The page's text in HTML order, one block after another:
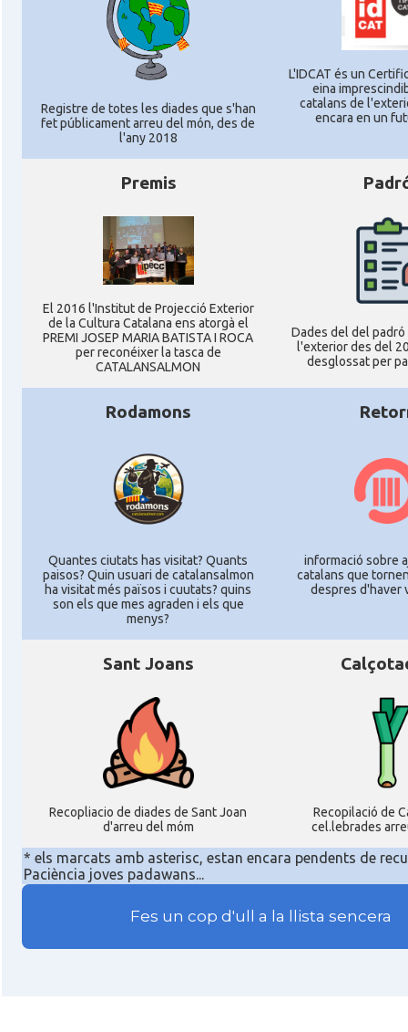
Registre de totes les diades que s'han
fet públicament arreu del món, des de
l'any 2018
L'IDCAT és un
eina
catalans de
encara en un
Premis
El 2016 l'Institut de Projecció Exterior
de la Cultura Catalana ens atorgà el
PREMI JOSEP MARIA BATISTA I ROCA
per reconéixer la tasca de
CATALANSALMON
Dades del del padró
l'exterior des del
desglossat per
Rodamons
Quantes ciutats has visitat? Quants
paisos? Quin usuari de catalansalmon
ha visitat més països i cuutats? quins
son els que mes agraden i els que
menys?
informació sobre
catalans que
despres d'haver
Sant Joans
Recopliacio de diades de Sant Joan
d'arreu del móm
Recopilació de
cel.lebrades
* els marcats amb asterisc, estan encara pendents de
Paciència joves padawans...
Fes un cop d'ull a la llista sencera